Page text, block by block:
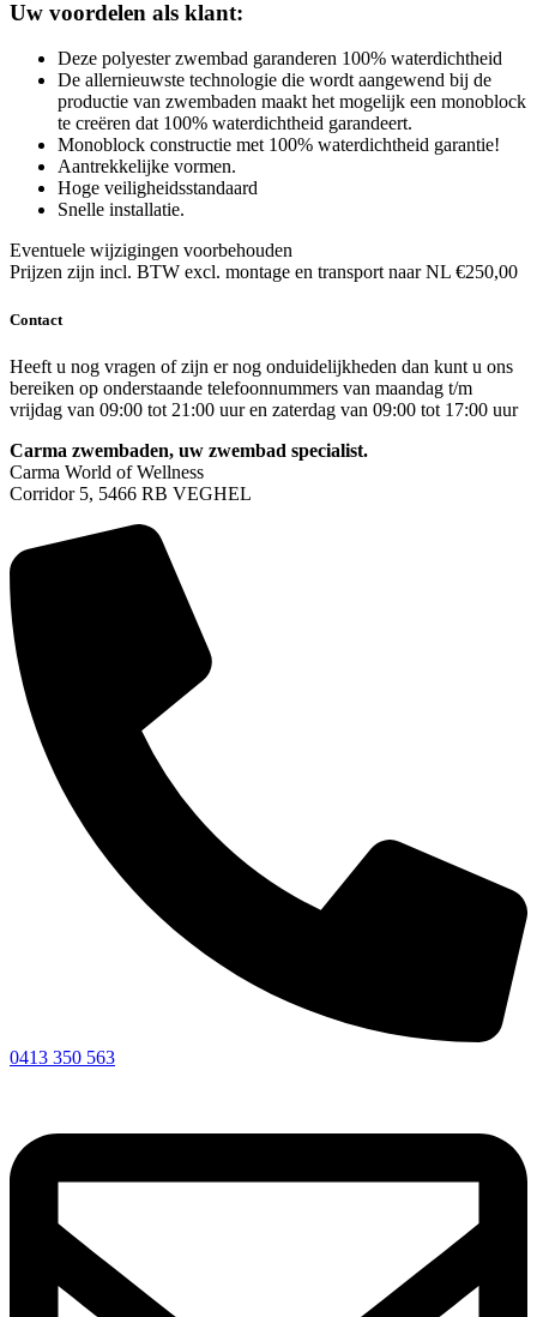
Uw voordelen als klant:
Deze polyester zwembad garanderen 100% waterdichtheid
De allernieuwste technologie die wordt aangewend bij de
productie van zwembaden maakt het mogelijk een monoblock
te creëren dat 100% waterdichtheid garandeert.
Monoblock constructie met 100% waterdichtheid garantie!
Aantrekkelijke vormen.
Hoge veiligheidsstandaard
Snelle installatie.
Eventuele wijzigingen voorbehouden
Prijzen zijn incl. BTW excl. montage en transport naar NL €250,00
Contact
Heeft u nog vragen of zijn er nog onduidelijkheden dan kunt u ons
bereiken op onderstaande telefoonnummers van maandag t/m
vrijdag van 09:00 tot 21:00 uur en zaterdag van 09:00 tot 17:00 uur
Carma zwembaden, uw zwembad specialist.
Carma World of Wellness
Corridor 5, 5466 RB VEGHEL
0413 350 563